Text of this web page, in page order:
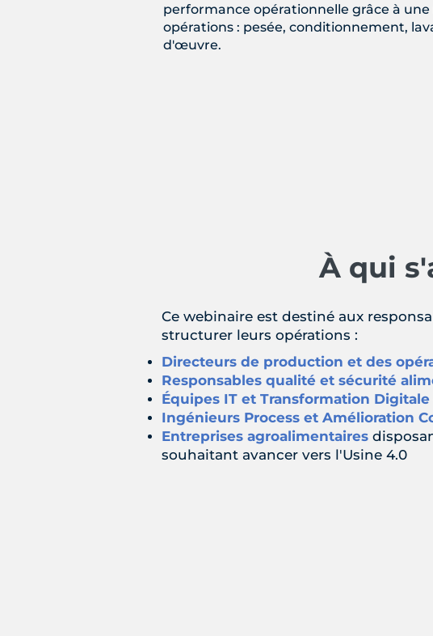
performance opérationnelle grâce à
opérations : pesée, conditionnement,
d'œuvre.
À qui
Ce webinaire est destiné aux
structurer leurs opérations :
Directeurs de production et des
Responsables qualité et sécurité
Équipes IT et Transformation Digitale
Ingénieurs Process et Amélioration
Entreprises agroalimentaires
souhaitant avancer vers l'Usine 4.0